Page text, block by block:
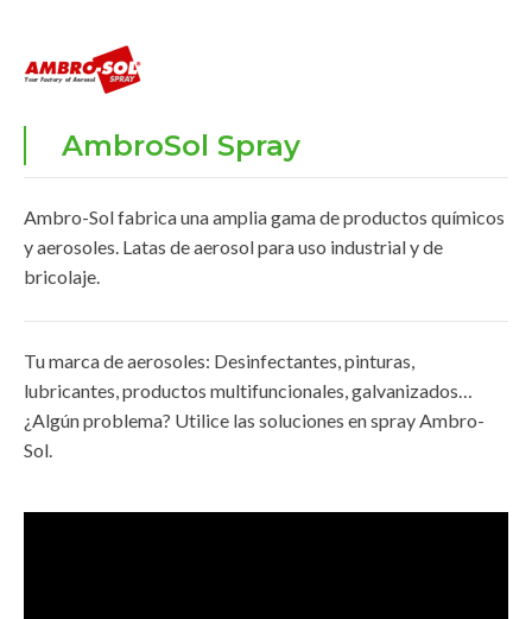
AmbroSol Spray
Ambro-Sol fabrica una amplia gama de productos químicos
y aerosoles. Latas de aerosol para uso industrial y de
bricolaje.
Tu marca de aerosoles: Desinfectantes, pinturas,
lubricantes, productos multifuncionales, galvanizados…
¿Algún problema? Utilice las soluciones en spray Ambro-
Sol.